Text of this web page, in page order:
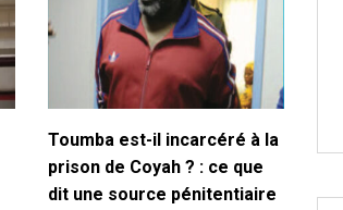
Toumba est-il incarcéré à la
prison de Coyah ? : ce que
dit une source pénitentiaire